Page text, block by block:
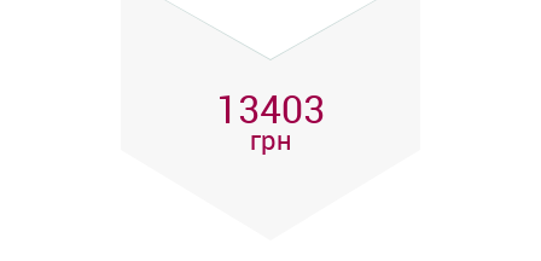
13403
грн